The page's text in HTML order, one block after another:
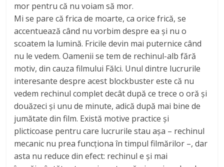
mor pentru că nu voiam să mor.
Mi se pare că frica de moarte, ca orice frică, se
accentuează când nu vorbim despre ea și nu o
scoatem la lumină. Fricile devin mai puternice când
nu le vedem. Oamenii se tem de rechinul-alb fără
motiv, din cauza filmului Fălci. Unul dintre lucrurile
interesante despre acest blockbuster este că nu
vedem rechinul complet decât după ce trece o oră și
douăzeci și unu de minute, adică după mai bine de
jumătate din film. Există motive practice și
plicticoase pentru care lucrurile stau așa – rechinul
mecanic nu prea funcționa în timpul filmărilor –, dar
asta nu reduce din efect: rechinul e și mai